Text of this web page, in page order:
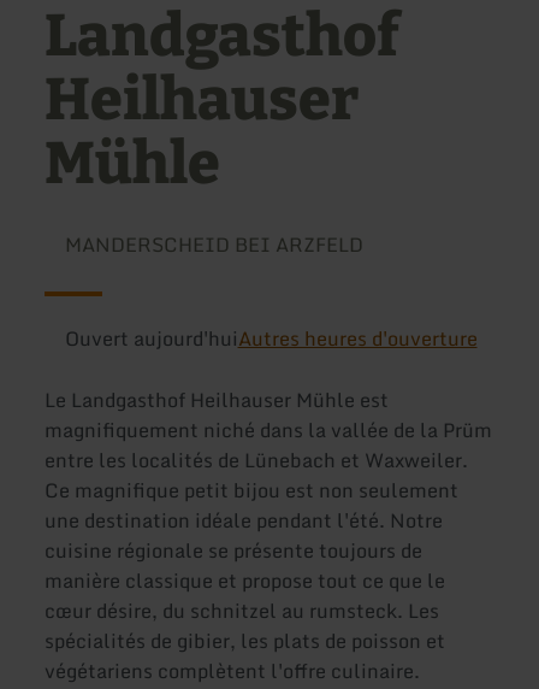
Landgasthof
Heilhauser
Mühle
MANDERSCHEID BEI ARZFELD
Ouvert aujourd'huiAutres heures d'ouverture
Le Landgasthof Heilhauser Mühle est
magnifiquement niché dans la vallée de la Prüm
entre les localités de Lünebach et Waxweiler.
Ce magnifique petit bijou est non seulement
une destination idéale pendant l'été. Notre
cuisine régionale se présente toujours de
manière classique et propose tout ce que le
cœur désire, du schnitzel au rumsteck. Les
spécialités de gibier, les plats de poisson et
végétariens complètent l'offre culinaire.